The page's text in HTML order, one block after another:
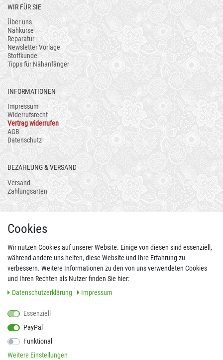
WIR FÜR SIE
Über uns
Nähkurse
Reparatur
Newsletter Vorlage
Stoffkunde
Tipps für Nähanfänger
INFORMATIONEN
Impressum
Widerrufsrecht
Vertrag widerrufen
AGB
Datenschutz
BEZAHLUNG & VERSAND
Versand
Zahlungsarten
FOLGEN SIE UNS AUCH AUF
Cookies
Wir nutzen Cookies auf unserer Website. Einige von diesen sind essenziell,
während andere uns helfen, diese Website und Ihre Erfahrung zu
verbessern. Weitere Informationen zu den von uns verwendeten Cookies
und Ihren Rechten als Nutzer finden Sie hier:
Daten­schutz­erklärung
Impressum
Essenziell
PayPal
Funktional
Weitere Einstellungen